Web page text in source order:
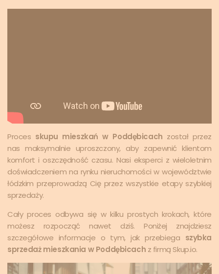
Proces skupu mieszkań w Poddębicach został przez
nas maksymalnie uproszczony, aby zapewnić klientom
komfort i oszczędność czasu. Nasi eksperci z wieloletnim
doświadczeniem na rynku nieruchomości w województwie
łódzkim przeprowadzą Cię przez wszystkie etapy szybkiej
sprzedaży.
Cały proces odbywa się w kilku prostych krokach, które
możesz rozpocząć nawet dziś. Poniżej znajdziesz
szczegółowe informacje o tym, jak przebiega szybka
sprzedaż mieszkania w Poddębicach z firmą Skup.io.